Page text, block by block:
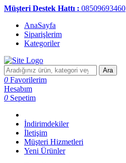
Müşteri Destek Hattı : 08509693460
AnaSayfa
Siparişlerim
Kategoriler
Ara
0 Favorilerim
Hesabım
0 Sepetim
İndirimdekiler
İletişim
Müşteri Hizmetleri
Yeni Ürünler